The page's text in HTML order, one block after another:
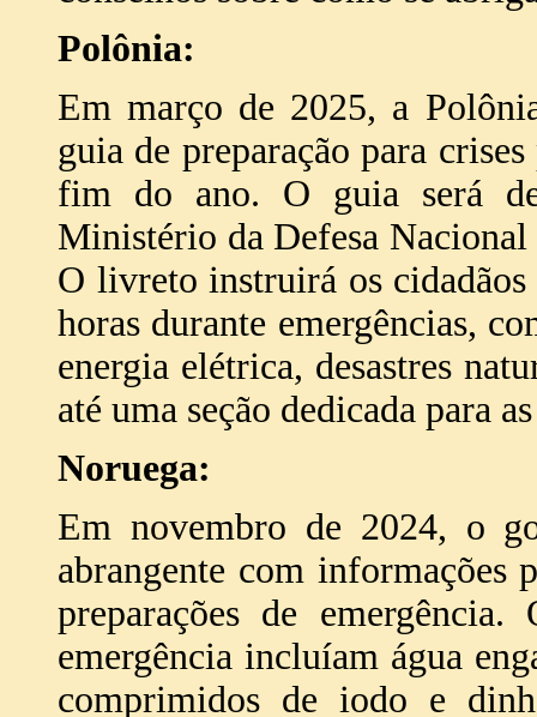
Polônia:
Em março de 2025, a
guia de preparação para
fim do ano. O guia será
Ministério da Defesa
O livreto instruirá os
horas durante emergências,
energia elétrica, desastres
até uma seção dedicada para
Noruega:
Em novembro de 2024, o
abrangente com informações
preparações de
emergência incluíam água
comprimidos de iodo e